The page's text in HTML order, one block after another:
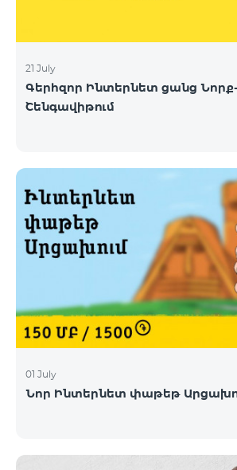
21 July
Գերհզոր Ինտերնետ ցանց
Շենգավիթում
01 July
Նոր Ինտերնետ փաթեթ